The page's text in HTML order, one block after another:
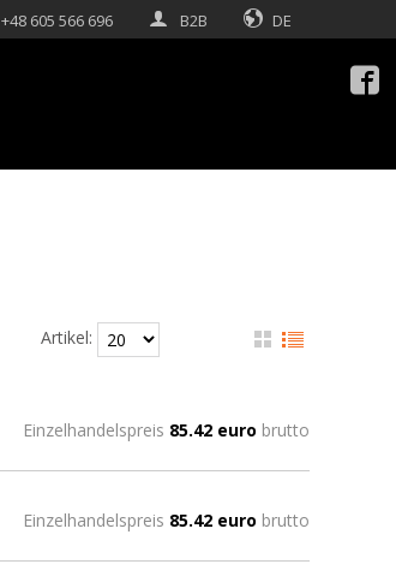
+48 605 566 696 B2B DE
Artikel:
Einzelhandelspreis 85.42 euro brutto
Einzelhandelspreis 85.42 euro brutto
